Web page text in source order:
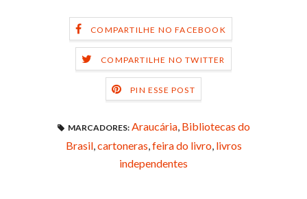
COMPARTILHE NO FACEBOOK
COMPARTILHE NO TWITTER
PIN ESSE POST
MARCADORES: Araucária, Bibliotecas do
Brasil, cartoneras feira do livro, livros
independentes